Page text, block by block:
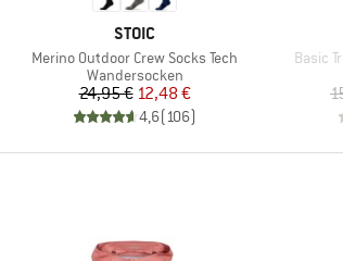
MARKE
STOIC
Artikel
Merino Outdoor Crew Socks Tech
Produktgruppe
Wandersocken
Preis
24,95 €reduzierter Preis
12,48 €
4,6(106)
Artikel
Basic